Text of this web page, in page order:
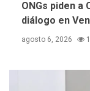
ONGs piden a
diálogo en
agosto 6, 2026